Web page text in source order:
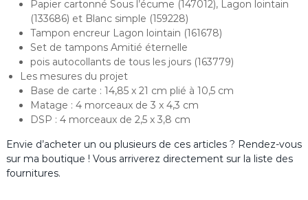
Papier cartonné Sous l’écume (147012), Lagon lointain
(133686) et Blanc simple (159228)
Tampon encreur Lagon lointain (161678)
Set de tampons Amitié éternelle
pois autocollants de tous les jours (163779)
Les mesures du projet
Base de carte : 14,85 x 21 cm plié à 10,5 cm
Matage : 4 morceaux de 3 x 4,3 cm
DSP : 4 morceaux de 2,5 x 3,8 cm
Envie d’acheter un ou plusieurs de ces articles ? Rendez-vous
sur ma boutique ! Vous arriverez directement sur la liste des
fournitures.